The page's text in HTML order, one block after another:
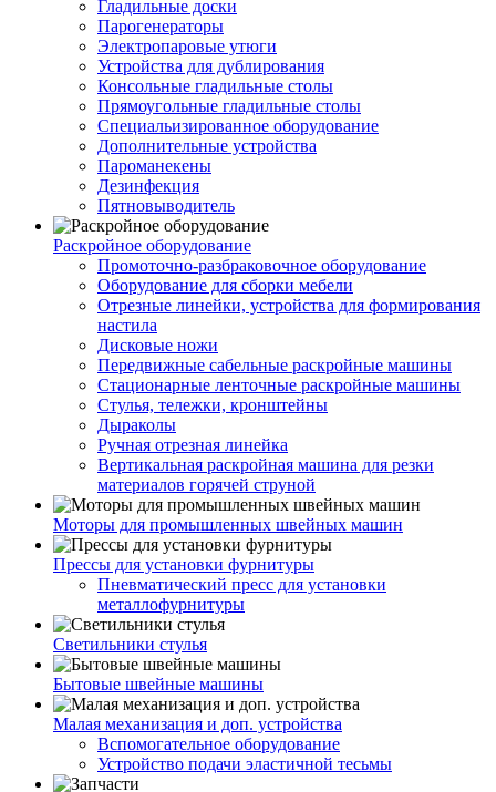
Гладильные доски
Парогенераторы
Электропаровые утюги
Устройства для дублирования
Консольные гладильные столы
Прямоугольные гладильные столы
Специальизированное оборудование
Дополнительные устройства
Пароманекены
Дезинфекция
Пятновыводитель
Раскройное оборудование
Промоточно-разбраковочное оборудование
Оборудование для сборки мебели
Отрезные линейки, устройства для формирования
настила
Дисковые ножи
Передвижные сабельные раскройные машины
Стационарные ленточные раскройные машины
Стулья, тележки, кронштейны
Дыраколы
Ручная отрезная линейка
Вертикальная раскройная машина для резки
материалов горячей струной
Моторы для промышленных швейных машин
Прессы для установки фурнитуры
Пневматический пресс для установки
металлофурнитуры
Светильники стулья
Бытовые швейные машины
Малая механизация и доп. устройства
Вспомогательное оборудование
Устройство подачи эластичной тесьмы